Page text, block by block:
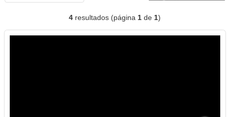
4 resultados (página1 de1)